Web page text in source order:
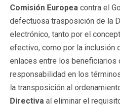
Comisión Europea contra el
defectuosa trasposición de la
electrónico, tanto por el
efectivo, como por la inclusión
enlaces entre los beneficiarios
responsabilidad en los
la transposición al
Directiva al eliminar el